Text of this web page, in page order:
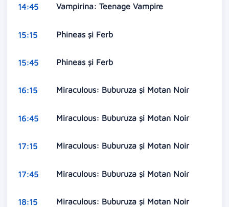
14:45 Vampirina: Teenage Vampire
15:15 Phineas și Ferb
15:45 Phineas și Ferb
16:15 Miraculous: Buburuza și Motan Noir
16:45 Miraculous: Buburuza și Motan Noir
17:15 Miraculous: Buburuza și Motan Noir
17:45 Miraculous: Buburuza și Motan Noir
18:15 Miraculous: Buburuza și Motan Noir